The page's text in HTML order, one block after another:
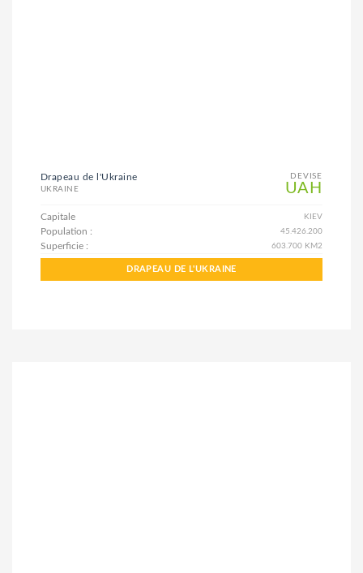
DEVISE
UAH
Drapeau de l'Ukraine
UKRAINE
Capitale KIEV
Population : 45.426.200
Superficie : 603.700 KM2
DRAPEAU DE L'UKRAINE